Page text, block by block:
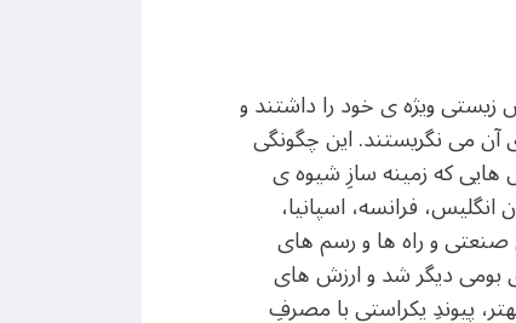
ویژه ی خود را داشتند و
آن می نگریستند. این چگونگی
که زمینه سازِ شیوه ی
فرانسه، اسپانیا،
صنعتی و راه ها و رسم های
بومی دیگر شد و ارزش های
پیوندِ یکراستی با مصرفِ